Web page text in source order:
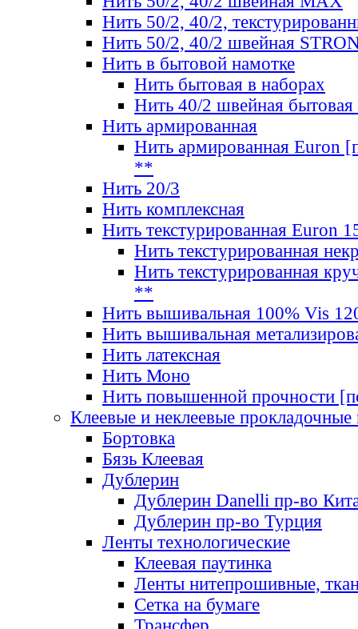
Нить 50/2, 40/2,
Нить 50/2, 40/2 швейная
Нить в бытовой намотке
Нить бытовая в наборах
Нить 40/2 швейная бытовая
Нить армированная
Нить армированная Euron
**
Нить 20/3
Нить комплексная
Нить текстурированная Euron
Нить текстурированная
Нить текстурированная
**
Нить вышивальная 100% Vis
Нить вышивальная
Нить латексная
Нить Моно
Нить повышенной прочности
Клеевые и неклеевые прокладочные
Бортовка
Бязь Клеевая
Дублерин
Дублерин Danelli пр-во
Дублерин пр-во Турция
Ленты технологические
Клеевая паутинка
Ленты нитепрошивные,
Сетка на бумаге